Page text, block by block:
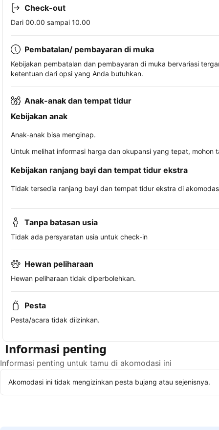
Check-out
Dari 00.00 sampai 10.00
Pembatalan/ pembayaran di muka
Kebijakan pembatalan dan pembayaran di muka bervariasi
ketentuan dari opsi yang Anda butuhkan.
Anak-anak dan tempat tidur
Kebijakan anak
Anak-anak bisa menginap.
Untuk melihat informasi harga dan okupansi yang tepat,
Kebijakan ranjang bayi dan tempat tidur ekstra
Tidak tersedia ranjang bayi dan tempat tidur ekstra di
Tanpa batasan usia
Tidak ada persyaratan usia untuk check-in
Hewan peliharaan
Hewan peliharaan tidak diperbolehkan.
Pesta
Pesta/acara tidak diizinkan.
Informasi penting
Informasi penting untuk tamu di akomodasi ini
Akomodasi ini tidak mengizinkan pesta bujang atau sejenisnya.